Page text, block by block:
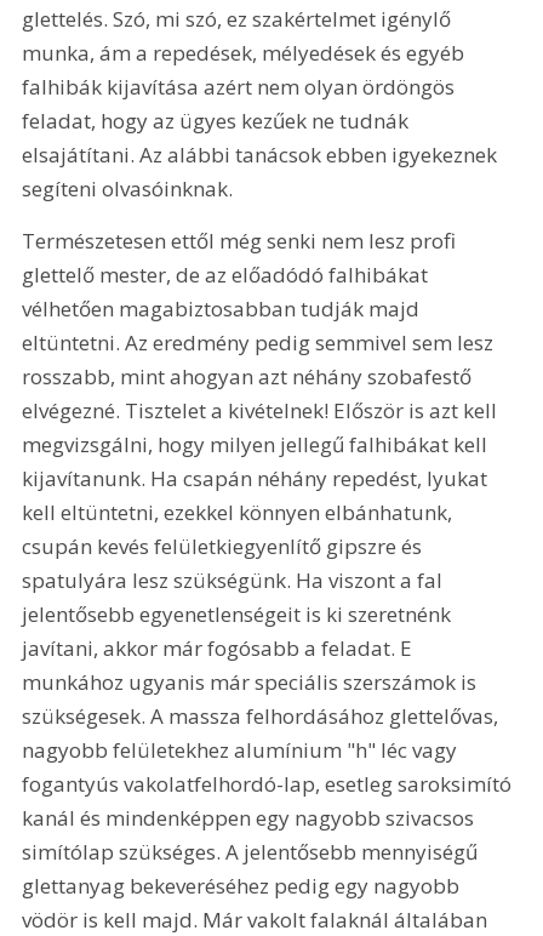
glettelés. Szó, mi szó, ez szakértelmet igénylő
munka, ám a repedések, mélyedések és egyéb
falhibák kijavítása azért nem olyan ördöngös
feladat, hogy az ügyes kezűek ne tudnák
elsajátítani. Az alábbi tanácsok ebben igyekeznek
segíteni olvasóinknak.
Természetesen ettől még senki nem lesz profi
glettelő mester, de az előadódó falhibákat
vélhetően magabiztosabban tudják majd
eltüntetni. Az eredmény pedig semmivel sem lesz
rosszabb, mint ahogyan azt néhány szobafestő
elvégezné. Tisztelet a kivételnek! Először is azt kell
megvizsgálni, hogy milyen jellegű falhibákat kell
kijavítanunk. Ha csapán néhány repedést, lyukat
kell eltüntetni, ezekkel könnyen elbánhatunk,
csupán kevés felületkiegyenlítő gipszre és
spatulyára lesz szükségünk. Ha viszont a fal
jelentősebb egyenetlenségeit is ki szeretnénk
javítani, akkor már fogósabb a feladat. E
munkához ugyanis már speciális szerszámok is
szükségesek. A massza felhordásához glettelővas,
nagyobb felületekhez alumínium "h" léc vagy
fogantyús vakolatfelhordó-lap, esetleg saroksimító
kanál és mindenképpen egy nagyobb szivacsos
simítólap szükséges. A jelentősebb mennyiségű
glettanyag bekeveréséhez pedig egy nagyobb
vödör is kell majd. Már vakolt falaknál általában